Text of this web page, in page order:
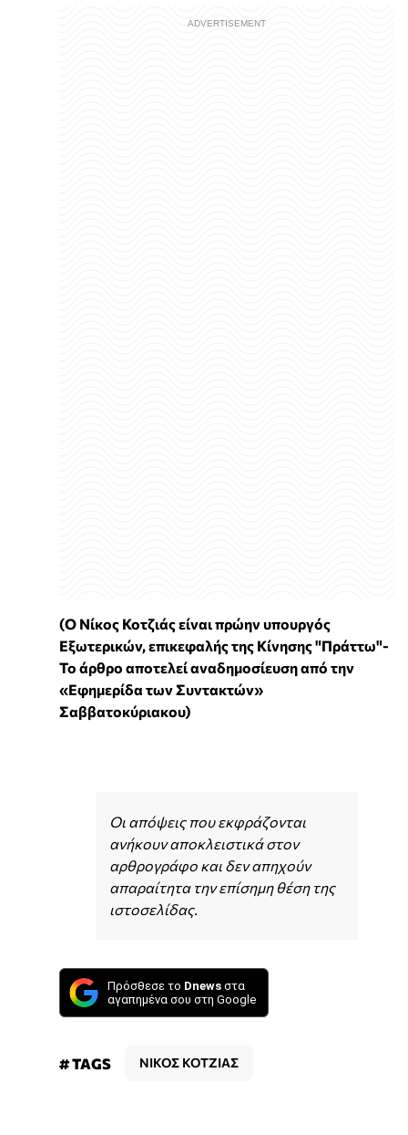
(Ο Νίκος Κοτζιάς είναι πρώην υπουργός
Εξωτερικών, επικεφαλής της Κίνησης "Πράττω"-
Το άρθρο αποτελεί αναδημοσίευση από την
«Εφημερίδα των Συντακτών»
Σαββατοκύριακου)
Οι απόψεις που εκφράζονται
ανήκουν αποκλειστικά στον
αρθρογράφο και δεν απηχούν
απαραίτητα την επίσημη θέση της
ιστοσελίδας.
Πρόσθεσε το Dnews στα
αγαπημένα σου στη Google
# TAGS ΝΙΚΟΣ ΚΟΤΖΙΑΣ